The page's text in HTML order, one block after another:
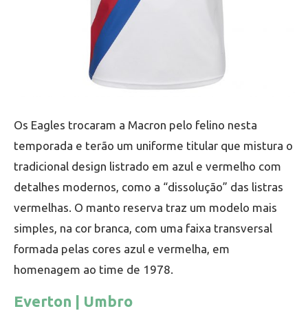
Os Eagles trocaram a Macron pelo felino nesta
temporada e terão um uniforme titular que mistura o
tradicional design listrado em azul e vermelho com
detalhes modernos, como a “dissolução” das listras
vermelhas. O manto reserva traz um modelo mais
simples, na cor branca, com uma faixa transversal
formada pelas cores azul e vermelha, em
homenagem ao time de 1978.
Everton | Umbro